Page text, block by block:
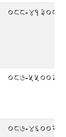
088-413083
087-550033
087-460020